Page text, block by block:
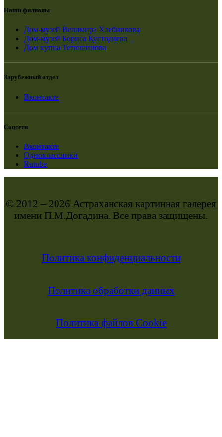
Наши филиалы
Дом-музей Велимира Хлебникова
Дом-музей Бориса Кустодиева
Дом купца Тетюшинова
Зарубежный отдел
Вконтакте
Соцсети
Вконтакте
Одноклассники
Rutube
© 2012 – 2026 Астраханская картинная галерея
имени П.М.Догадина. Все права защищены.
Политика конфиденциальности
Политика обработки данных
Политика файлов Cookie